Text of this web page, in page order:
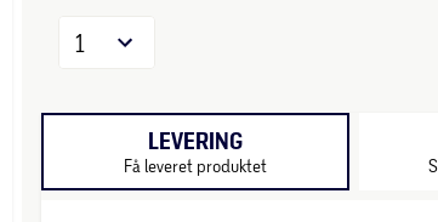
1
LEVERING
Få leveret produktet